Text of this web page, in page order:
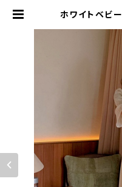
ホワイトベビ
ガールスカー
勢揃い！